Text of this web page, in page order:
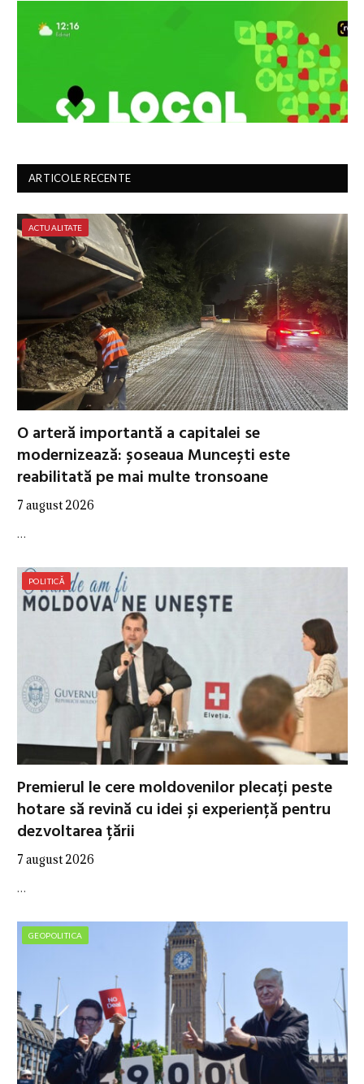
ARTICOLE RECENTE
ACTUALITATE
O arteră importantă a capitalei se
modernizează: șoseaua Muncești este
reabilitată pe mai multe tronsoane
7 august 2026
…
POLITICĂ
Premierul le cere moldovenilor plecați peste
hotare să revină cu idei și experiență pentru
dezvoltarea țării
7 august 2026
…
GEOPOLITICA